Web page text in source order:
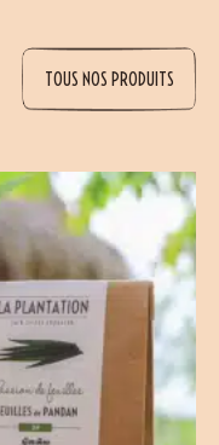
TOUS NOS PRODUITS